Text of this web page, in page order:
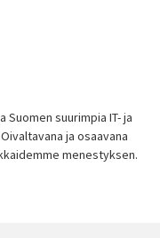
Suomen suurimpia IT- ja
ja osaavana
menestyksen.